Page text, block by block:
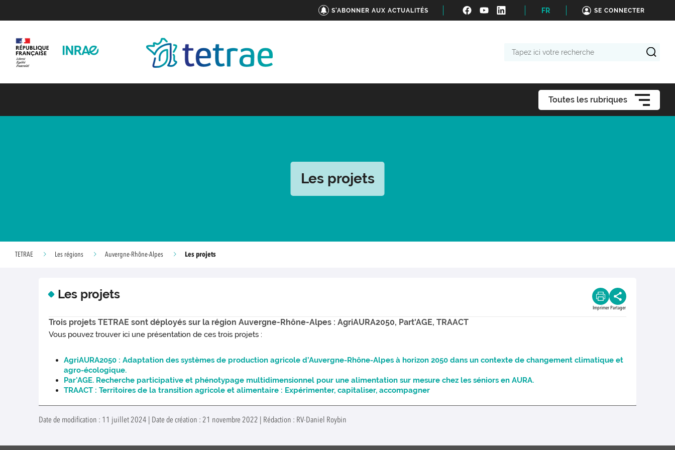
S'ABONNER AUX ACTUALITÉS FR SE CONNECTER
Toutes les rubriques
Les projets
TETRAE Les régions Auvergne-Rhône-Alpes Les projets
Les projets
Imprimer Partager
Trois projets TETRAE sont déployés sur la région Auvergne-Rhône-Alpes : AgriAURA2050, Part'AGE, TRAACT
Vous pouvez trouver ici une présentation de ces trois projets :
AgriAURA2050 : Adaptation des systèmes de production agricole d’Auvergne-Rhône-Alpes à horizon 2050 dans un contexte de changement climatique et
agro-écologique.
Par'AGE. Recherche participative et phénotypage multidimensionnel pour une alimentation sur mesure chez les séniors en AURA.
TRAACT : Territoires de la transition agricole et alimentaire : Expérimenter, capitaliser, accompagner
Date de modification : 11 juillet 2024 | Date de création : 21 novembre 2022 | Rédaction : RV-Daniel Roybin